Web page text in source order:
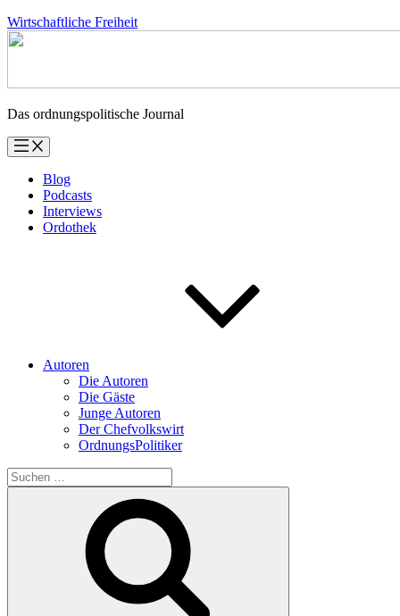
Zum
Inhalt
Wirtschaftliche Freiheit
Das ordnungspolitische Journal
Blog
Podcasts
Interviews
Ordothek
Autoren
Die Autoren
Die Gäste
Junge Autoren
Der Chefvolkswirt
OrdnungsPolitiker
Suchen
nach: